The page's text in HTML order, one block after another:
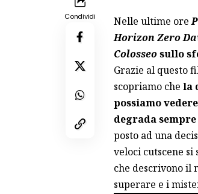
Condividi Nelle ultime ore
Horizon Zero
Colosseosullo
Grazie al questo
scopriamo che la
possiamo vedere
degrada
posto ad una
veloci cutscene
che descrivono il
superare e i